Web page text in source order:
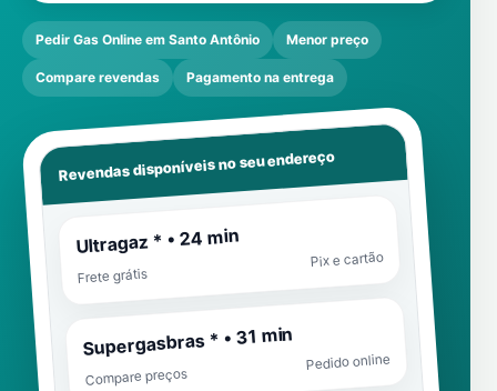
Pedir Gas Online em Santo Antônio Menor preço
Compare revendas Pagamento na entrega
Revendas disponíveis no seu endereço
Ultragaz * • 24 min
Frete grátis
Pix e cartão
Supergasbras * • 31 min
Compare preços
Pedido online